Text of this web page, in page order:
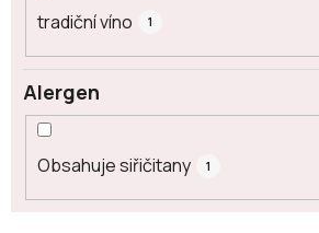
tradiční víno 1
Alergen
Obsahuje siřičitany 1